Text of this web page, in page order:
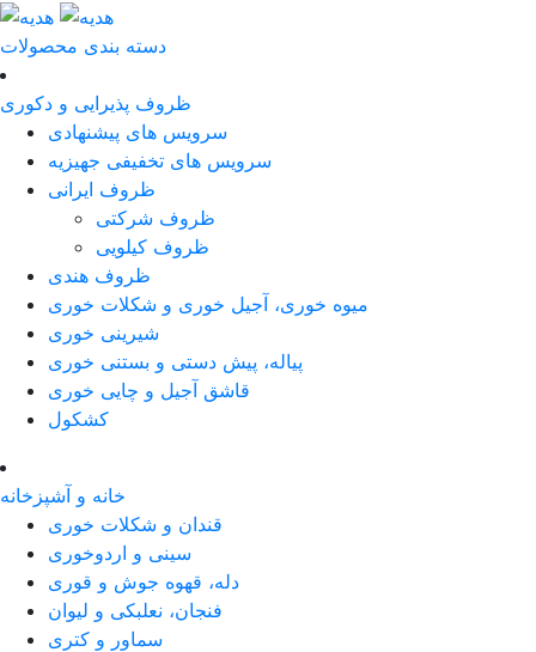
دسته بندی محصولات
ظروف پذیرایی و دکوری
سرویس های پیشنهادی
سرویس های تخفیفی جهیزیه
ظروف ایرانی
ظروف شرکتی
ظروف کیلویی
ظروف هندی
میوه خوری، آجیل خوری و شکلات خوری
شیرینی خوری
پیاله، پیش دستی و بستنی خوری
قاشق آجیل و چایی خوری
کشکول
خانه و آشپزخانه
قندان و شکلات خوری
سینی و اردوخوری
دله، قهوه جوش و قوری
فنجان، نعلبکی و لیوان
سماور و کتری